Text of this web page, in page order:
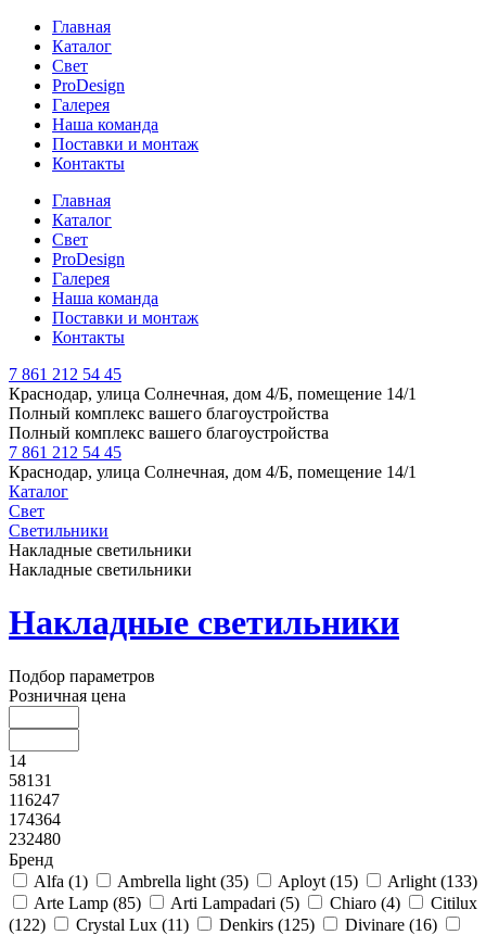
Главная
Каталог
Свет
ProDesign
Галерея
Наша команда
Поставки и монтаж
Контакты
Главная
Каталог
Свет
ProDesign
Галерея
Наша команда
Поставки и монтаж
Контакты
7 861 212 54 45
Краснодар, улица Солнечная, дом 4/Б, помещение 14/1
Полный комплекс вашего благоустройства
Полный комплекс вашего благоустройства
7 861 212 54 45
Краснодар, улица Солнечная, дом 4/Б, помещение 14/1
Каталог
Свет
Светильники
Накладные светильники
Накладные светильники
Накладные светильники
Подбор параметров
Розничная цена
14
58131
116247
174364
232480
Бренд
Alfa (1) Ambrella light (35) Aployt (15) Arlight (133)
Arte Lamp (85) Arti Lampadari (5) Chiaro (4)
Citilux
(122) Crystal Lux (11) Denkirs (125) Divinare (16)